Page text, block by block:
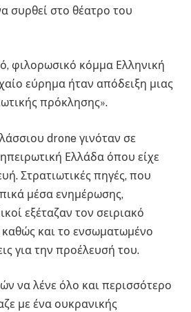
συρθεί στο θέατρο του
φιλορωσικό κόμμα Ελληνική
εύρημα ήταν απόδειξη μιας
πρόκλησης».
drone γινόταν σε
Ελλάδα όπου είχε
Στρατιωτικές πηγές, που
μέσα ενημέρωσης,
εξέταζαν τον σειριακό
και το ενσωματωμένο
για την προέλευσή του.
να λένε όλο και περισσότερο
με ένα ουκρανικής